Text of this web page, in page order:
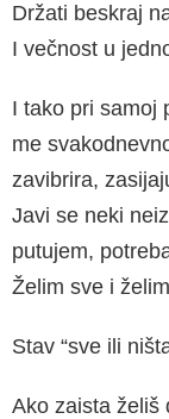
Držati beskraj
I večnost u
I tako pri samoj
me
zavibrira,
Javi se neki
putujem,
Želim sve i
Stav “sve ili
Ako zaista želiš